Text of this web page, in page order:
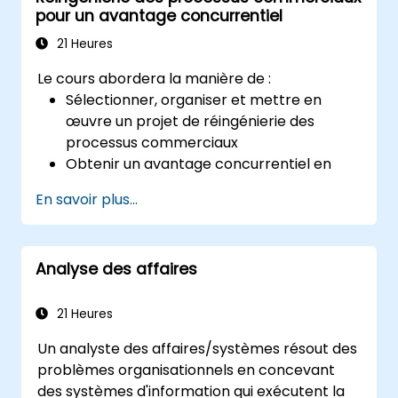
pour un avantage concurrentiel
21 Heures
Le cours abordera la manière de :
Sélectionner, organiser et mettre en
œuvre un projet de réingénierie des
processus commerciaux
Obtenir un avantage concurrentiel en
l'utilisation d'outils UML
Maximiser la satisfaction client en
alignant la conception des processus sur
les besoins des clients
dysfonctionnements des processus
Redesigner efficacement les flux de
travail et la structure au sein de
En savoir plus...
Analyse des affaires
21 Heures
Un analyste des affaires/systèmes résout des
problèmes organisationnels en concevant
des systèmes d'information qui exécutent la